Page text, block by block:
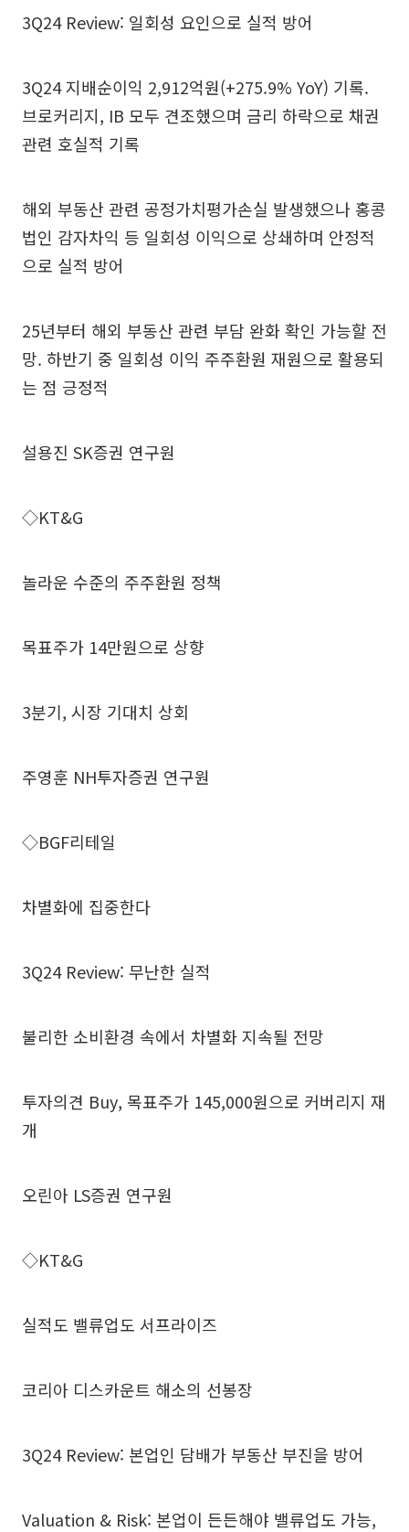
3Q24 Review: 일회성 요인으로 실적 방어
3Q24 지배순이익 2,912억원(+275.9% YoY) 기록.
브로커리지, IB 모두 견조했으며 금리 하락으로 채권
관련 호실적 기록
해외 부동산 관련 공정가치평가손실 발생했으나 홍콩
법인 감자차익 등 일회성 이익으로 상쇄하며 안정적
으로 실적 방어
25년부터 해외 부동산 관련 부담 완화 확인 가능할 전
망. 하반기 중 일회성 이익 주주환원 재원으로 활용되
는 점 긍정적
설용진 SK증권 연구원
◇KT&G
놀라운 수준의 주주환원 정책
목표주가 14만원으로 상향
3분기, 시장 기대치 상회
주영훈 NH투자증권 연구원
◇BGF리테일
차별화에 집중한다
3Q24 Review: 무난한 실적
불리한 소비환경 속에서 차별화 지속될 전망
투자의견 Buy, 목표주가 145,000원으로 커버리지 재
개
오린아 LS증권 연구원
◇KT&G
실적도 밸류업도 서프라이즈
코리아 디스카운트 해소의 선봉장
3Q24 Review: 본업인 담배가 부동산 부진을 방어
Valuation & Risk: 본업이 든든해야 밸류업도 가능,